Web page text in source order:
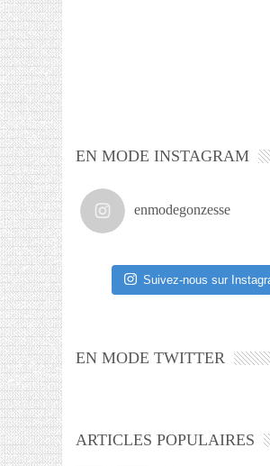
EN MODE INSTAGRAM
enmodegonzesse
Suivez-nous sur
EN MODE TWITTER
ARTICLES POPULAIRES